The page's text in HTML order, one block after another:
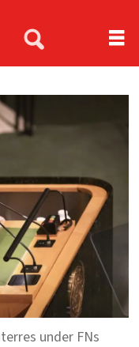
under FNs